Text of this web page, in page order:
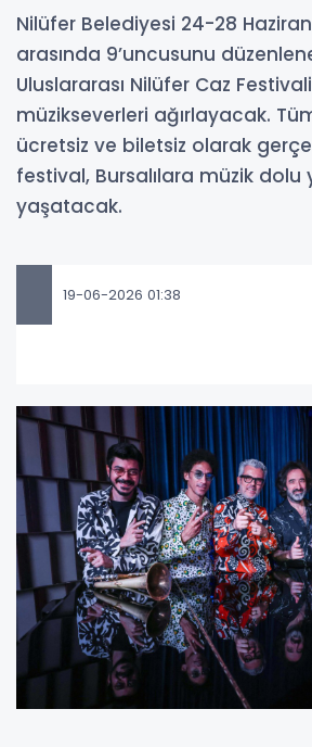
Nilüfer Belediyesi 24-28
arasında 9’uncusunu
Uluslararası Nilüfer Caz
müzikseverleri ağırlayacak.
ücretsiz ve biletsiz olarak
festival, Bursalılara müzik dolu
yaşatacak.
19-06-2026 01:38